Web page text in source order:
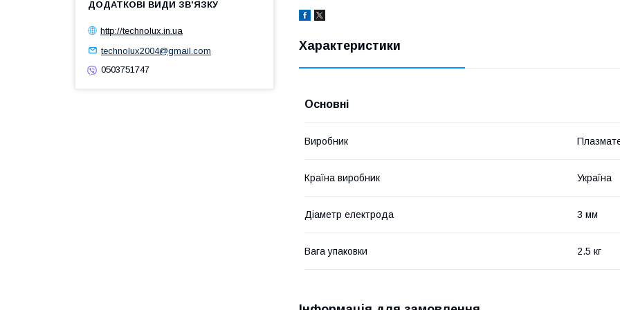
Характеристики
Основні
Виробник
Країна виробник Україна
Діаметр електрода 3 мм
Вага упаковки 2.5 кг
http://technolux.in.ua
technolux2004@gmail.com
0503751747